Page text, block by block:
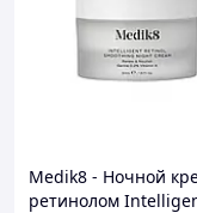
Medik8 - Ночной
ретинолом